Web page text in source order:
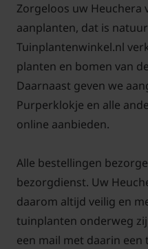
kleur in de tuin, maar
aantrekken. Dit maakt
keuze voor wie een
nu kiest voor een plek in
op het terras, deze
aan en blijft jarenlang
Met het
bladkleur en lange
‘Chantilly’ is deze plant
iedere tuinliefhebber
mooie en veelzijdige plant.
Zorgeloos uw Heuchera
aanplanten, dat is
Tuinplantenwinkel.nl
planten en bomen van
Daarnaast geven we
Purperklokje en alle
online aanbieden.
Alle bestellingen
bezorgdienst. Uw
daarom altijd veilig en
tuinplanten onderweg
een mail met daarin